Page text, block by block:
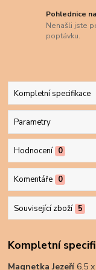
Pohlednice
Nenašli jste
poptávku.
Kompletní specifikace
Parametry
Hodnocení 0
Komentáře 0
Související zboží 5
Kompletní
Magnetka Jezeří6.5